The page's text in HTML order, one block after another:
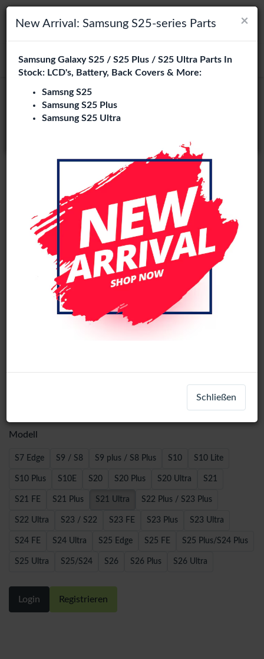
×
Wählen Sie Ihre Sprache
Es sieht so aus, als wären Sie in Vereinigte Staaten
Besuchen Sie
Navigation umschalten
suchen
Login
Wave 5D Screen Protector (Clear) -
Modell
S7 Edge S9 / S8 S9 plus / S8 Plus S10 S10 Lite
S10 Plus S10E S20 S20 Plus S20 Ultra S21
S21 FE S21 Plus S21 Ultra S22 Plus / S23 Plus
S22 Ultra S23 / S22 S23 FE S23 Plus S23 Ultra
S24 FE S24 Ultra S25 Edge S25 FE S25 Plus/S24 Plus
S25 Ultra S25/S24 S26 S26 Plus S26 Ultra
Login Registrieren
×
New Arrival: Samsung S25-series Parts
Samsung Galaxy S25 / S25 Plus / S25 Ultra Parts In
Stock: LCD's, Battery, Back Covers & More:
Samsng S25
Samsung S25 Plus
Samsung S25 Ultra
Schließen